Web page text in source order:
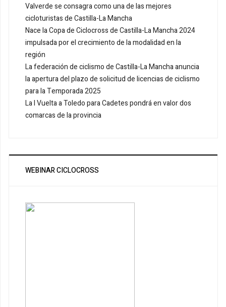
Valverde se consagra como una de las mejores
cicloturistas de Castilla-La Mancha
Nace la Copa de Ciclocross de Castilla-La Mancha 2024
impulsada por el crecimiento de la modalidad en la
región
La federación de ciclismo de Castilla-La Mancha anuncia
la apertura del plazo de solicitud de licencias de ciclismo
para la Temporada 2025
La I Vuelta a Toledo para Cadetes pondrá en valor dos
comarcas de la provincia
WEBINAR CICLOCROSS